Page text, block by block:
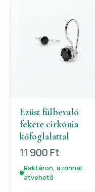
Ezüst fülbevaló
fekete cirkónia
kőfoglalattal
11 900 Ft
Raktáron, azonnal
átvehető